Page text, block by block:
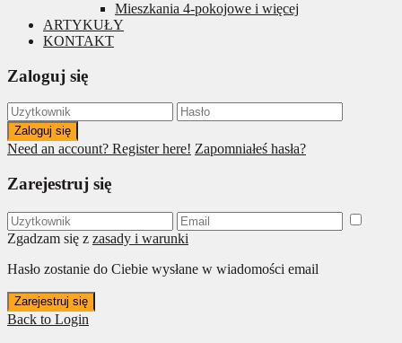
Mieszkania 4-pokojowe i więcej
ARTYKUŁY
KONTAKT
Zaloguj się
Zaloguj się
Need an account? Register here! Zapomniałeś hasła?
Zarejestruj się
Zgadzam się z zasady i warunki
Hasło zostanie do Ciebie wysłane w wiadomości email
Zarejestruj się
Back to Login